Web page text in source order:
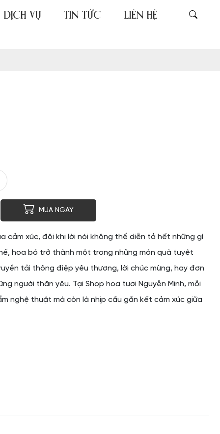
DỊCH VỤ TIN TỨC LIÊN HỆ
MUA NGAY
cảm xúc, đôi khi lời nói không thể diễn tả hết những gì
hoa bó trở thành một trong những món quà tuyệt
tải thông điệp yêu thương, lời chúc mừng, hay đơn
người thân yêu. Tại Shop hoa tươi Nguyễn Minh, mỗi
nghệ thuật mà còn là nhịp cầu gắn kết cảm xúc giữa